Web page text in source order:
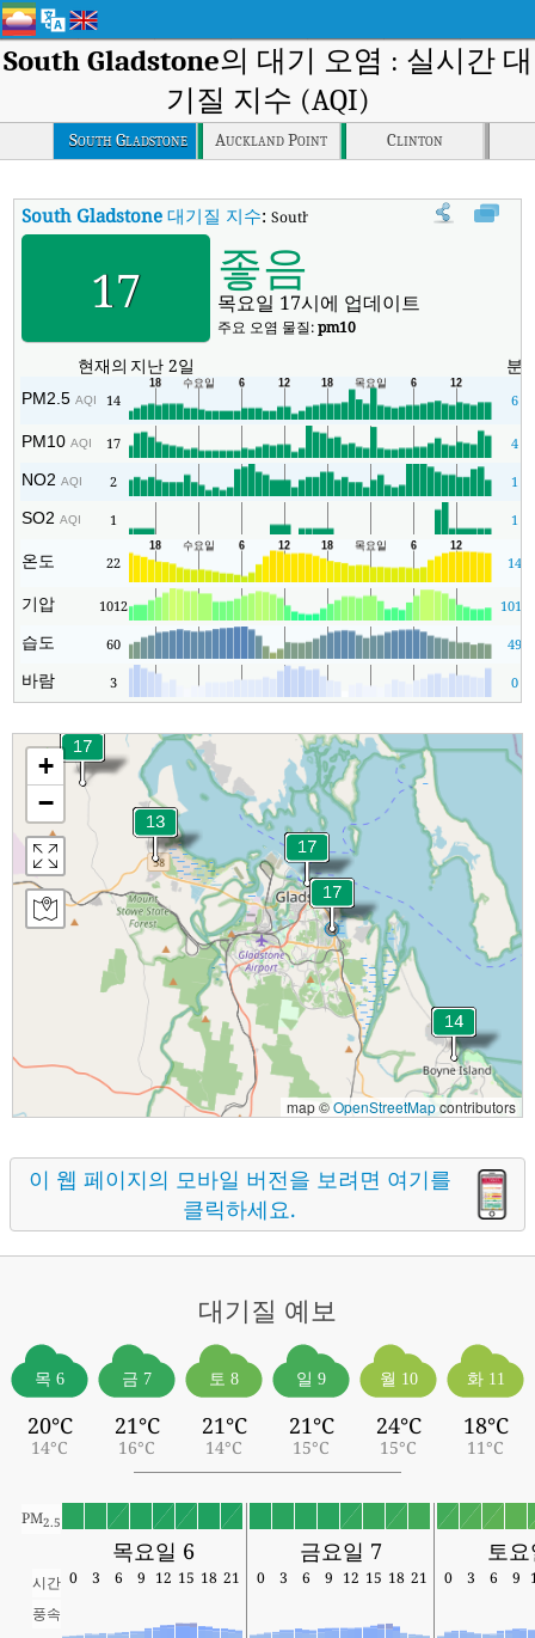
South Gladstone의 대기 오염 : 실시간 대
기질 지수 (AQI)
South Gladstone Auckland Point Clinton
South Gladstone 대기질 지수:South Gladstone실시간 대기질 지수
17 좋음
목요일 17시에 업데이트
주요 오염 물질:pm10
현재의 지난 2일 분
PM2.5AQI 14 6
PM10AQI 17 4
NO2AQI 2 1
SO2AQI 1 1
온도 22 14
기압 1012 1011
습도 60 49
바람 3 0
+
−
map ©OpenStreetMapcontributors
이 웹 페이지의 모바일 버전을 보려면 여기를
클릭하세요.
대기질 예보
목 6
20°C
14°C
금 7
21°C
16°C
토 8
21°C
14°C
일 9
21°C
15°C
월 10
24°C
15°C
화 11
18°C
11°C
PM2.5
목요일 6 금요일 7 토
시간 0 3 6 9 12 15 18 21 0 3 6 9 12 15 18 21 0 3 6 9
풍속